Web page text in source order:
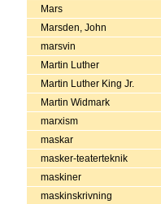
Mars
Marsden, John
marsvin
Martin Luther
Martin Luther King Jr.
Martin Widmark
marxism
maskar
masker-teaterteknik
maskiner
maskinskrivning